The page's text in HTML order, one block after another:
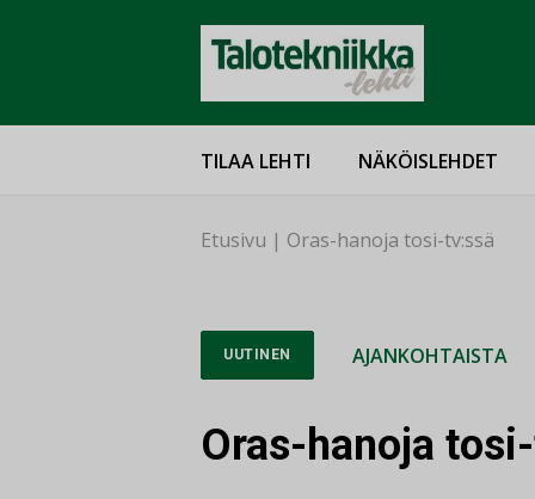
TILAA LEHTI NÄKÖISLEHDET
Etusivu | Oras-hanoja tosi-tv:ssä
UUTINEN AJANKOHTAISTA
Oras-hanoja